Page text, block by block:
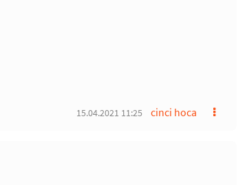
cinci hoca
15.04.2021 11:25